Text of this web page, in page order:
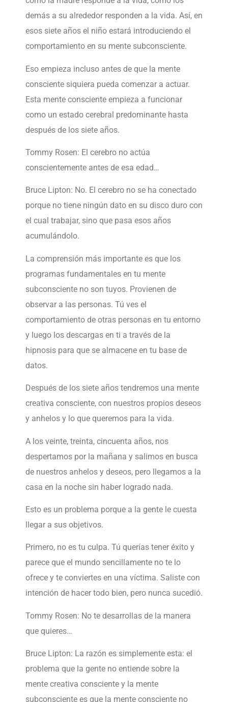
demás a su alrededor responden a la vida. Así, en
esos siete años el niño estará introduciendo el
comportamiento en su mente subconsciente.
Eso empieza incluso antes de que la mente
consciente siquiera pueda comenzar a actuar.
Esta mente consciente empieza a funcionar
como un estado cerebral predominante hasta
después de los siete años.
Tommy Rosen: El cerebro no actúa
conscientemente antes de esa edad…
Bruce Lipton: No. El cerebro no se ha conectado
porque no tiene ningún dato en su disco duro con
el cual trabajar, sino que pasa esos años
acumulándolo.
La comprensión más importante es que los
programas fundamentales en tu mente
subconsciente no son tuyos. Provienen de
observar a las personas. Tú ves el
comportamiento de otras personas en tu entorno
y luego los descargas en ti a través de la
hipnosis para que se almacene en tu base de
datos.
Después de los siete años tendremos una mente
creativa consciente, con nuestros propios deseos
y anhelos y lo que queremos para la vida.
A los veinte, treinta, cincuenta años, nos
despertamos por la mañana y salimos en busca
de nuestros anhelos y deseos, pero llegamos a la
casa en la noche sin haber logrado nada.
Esto es un problema porque a la gente le cuesta
llegar a sus objetivos.
Primero, no es tu culpa. Tú querías tener éxito y
parece que el mundo sencillamente no te lo
ofrece y te conviertes en una víctima. Saliste con
intención de hacer todo bien, pero nunca sucedió.
Tommy Rosen: No te desarrollas de la manera
que quieres…
Bruce Lipton: La razón es simplemente esta: el
problema que la gente no entiende sobre la
mente creativa consciente y la mente
subconsciente es que la mente consciente no